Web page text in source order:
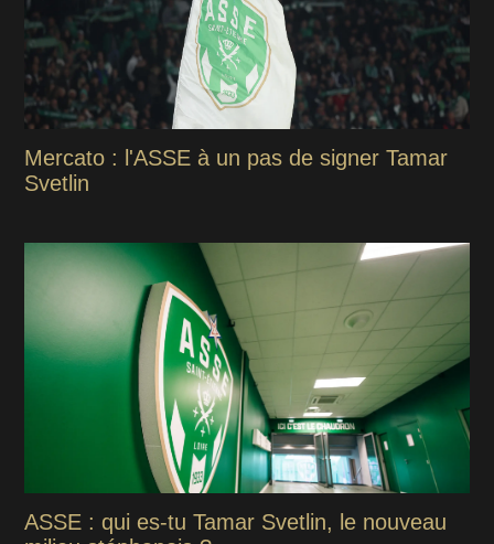
Mercato : l'ASSE à un pas de signer Tamar
Svetlin
ASSE : qui es-tu Tamar Svetlin, le nouveau